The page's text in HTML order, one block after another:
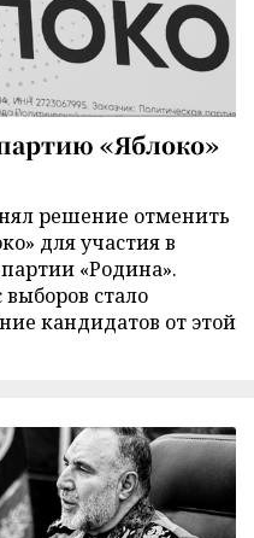
«Яблоко»
решение отменить
для участия в
«Родина».
стало
кандидатов от этой